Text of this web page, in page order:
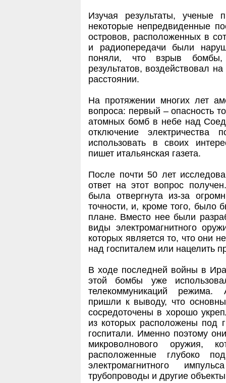
Изучая результаты,
некоторые непредвиденные
островов, расположенных в
и радиопередачи были
поняли, что взрыв бомбы,
результатов, воздействовал
расстоянии.
На протяжении многих лет
вопроса: первый – опасность
атомных бомб в небе над
отключение
использовать в своих
пишет итальянская газета.
После почти 50 лет
ответ на этот вопрос
была отвергнута из-за
точности, и, кроме того, было
плане. Вместо нее были
виды электромагнитного
которых является то, что они
над госпиталем или нацелить
В ходе последней войны в
этой бомбы уже
телекоммуникаций режима.
пришли к выводу, что
сосредоточены в хорошо
из которых расположены под
госпитали. Именно поэтому
микроволнового оружия,
расположенные глубоко
электромагнитного
трубопроводы и другие